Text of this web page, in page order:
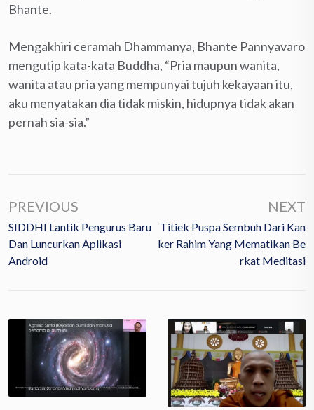
Bhante.
Mengakhiri ceramah Dhammanya, Bhante Pannyavaro
mengutip kata-kata Buddha, “Pria maupun wanita,
wanita atau pria yang mempunyai tujuh kekayaan itu,
aku menyatakan dia tidak miskin, hidupnya tidak akan
pernah sia-sia.”
PREVIOUS
SIDDHI Lantik Pengurus Baru
Dan Luncurkan Aplikasi
Android
NEXT
Titiek Puspa Sembuh Dari Kan
Ker Rahim Yang Mematikan Be
Rkat Meditasi